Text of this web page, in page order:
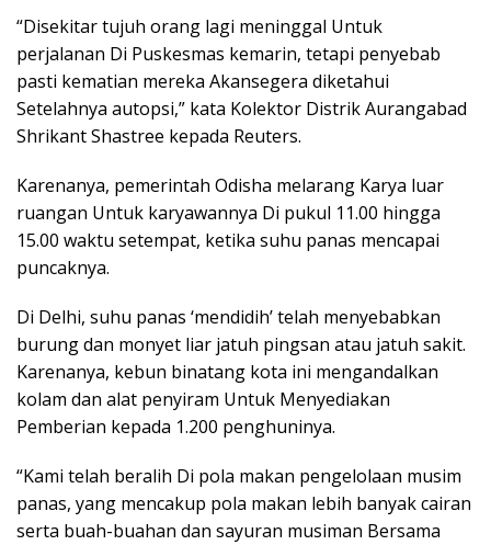
“Disekitar tujuh orang lagi meninggal Untuk
perjalanan Di Puskesmas kemarin, tetapi penyebab
pasti kematian mereka Akansegera diketahui
Setelahnya autopsi,” kata Kolektor Distrik Aurangabad
Shrikant Shastree kepada Reuters.
Karenanya, pemerintah Odisha melarang Karya luar
ruangan Untuk karyawannya Di pukul 11.00 hingga
15.00 waktu setempat, ketika suhu panas mencapai
puncaknya.
Di Delhi, suhu panas ‘mendidih’ telah menyebabkan
burung dan monyet liar jatuh pingsan atau jatuh sakit.
Karenanya, kebun binatang kota ini mengandalkan
kolam dan alat penyiram Untuk Menyediakan
Pemberian kepada 1.200 penghuninya.
“Kami telah beralih Di pola makan pengelolaan musim
panas, yang mencakup pola makan lebih banyak cairan
serta buah-buahan dan sayuran musiman Bersama